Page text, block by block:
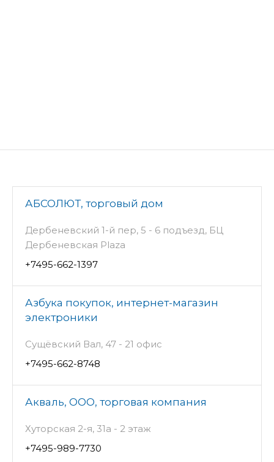
АБСОЛЮТ, торговый дом
Дербеневский 1-й пер, 5 - 6 подъезд, БЦ
Дербеневская Plaza
+7495-662-1397
Азбука покупок, интернет-магазин
электроники
Сущёвский Вал, 47 - 21 офис
+7495-662-8748
Акваль, ООО, торговая компания
Хуторская 2-я, 31а - 2 этаж
+7495-989-7730